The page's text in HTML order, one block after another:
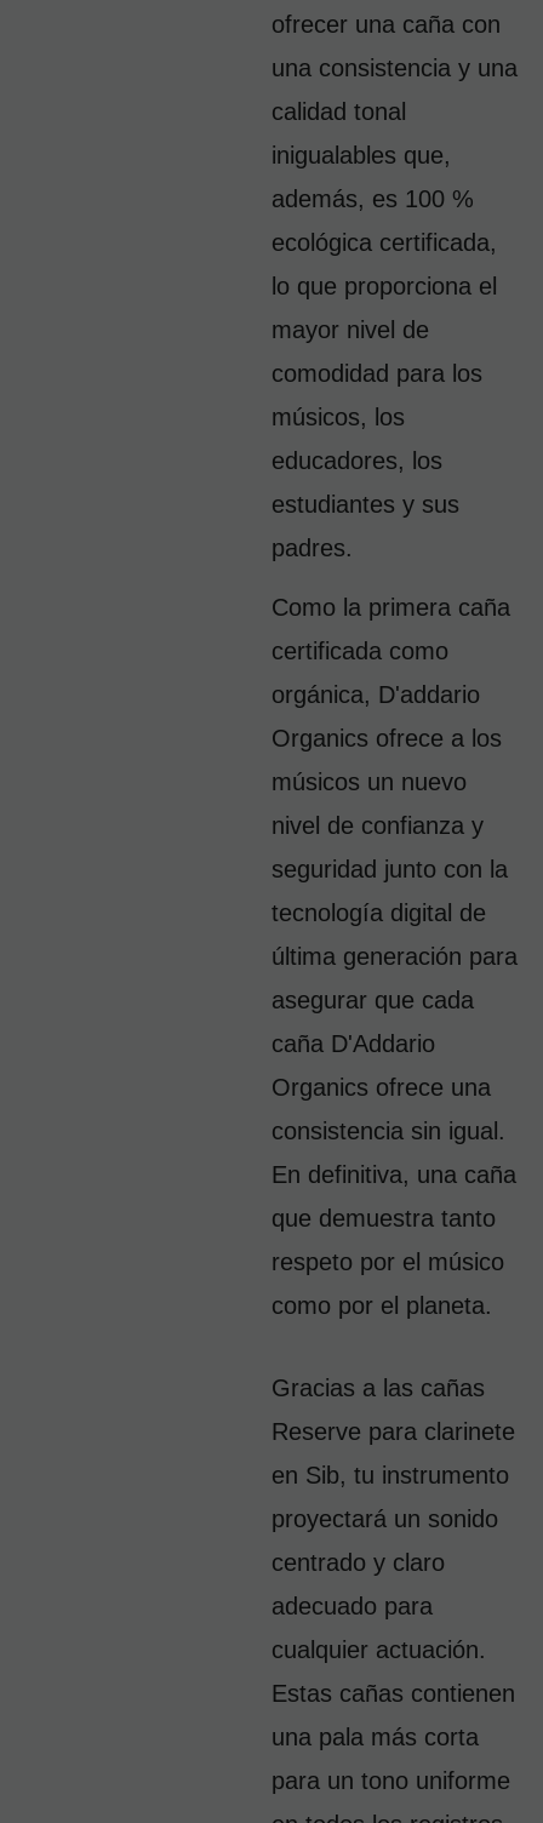
ofrecer una caña con
una consistencia y una
calidad tonal
inigualables que,
además, es 100 %
ecológica certificada,
lo que proporciona el
mayor nivel de
comodidad para los
músicos, los
educadores, los
estudiantes y sus
padres.
Como la primera caña
certificada como
orgánica, D'addario
Organics ofrece a los
músicos un nuevo
nivel de confianza y
seguridad junto con la
tecnología digital de
última generación para
asegurar que cada
caña D'Addario
Organics ofrece una
consistencia sin igual.
En definitiva, una caña
que demuestra tanto
respeto por el músico
como por el planeta.
Gracias a las cañas
Reserve para clarinete
en Sib, tu instrumento
proyectará un sonido
centrado y claro
adecuado para
cualquier actuación.
Estas cañas contienen
una pala más corta
para un tono uniforme